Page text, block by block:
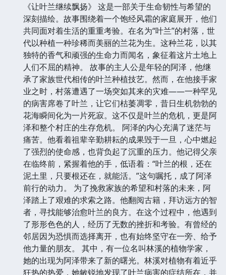
《让叶兰继续飘扬》 这是一部关于生命韧性与希望的
深刻描绘。故事围绕着一个饱经风霜的家庭展开，他们
共同面对着生活的重重考验。在名为“叶兰”的村落，世
代以种植一种珍稀而美丽的兰花为生。这种兰花，以其
独特的香气和顽强的生命力而闻名，象征着这片土地上
人们不屈的精神。 故事的主人公是年轻的阿泽，他继
承了家族世代相传的叶兰种植技艺。然而，在他接手家
业之时，村落遭遇了一场突如其来的灾难——一种罕见
的病害席卷了叶兰，让它们枯萎凋零，昔日生机勃勃的
花海瞬间化为一片死寂。这不仅是叶兰的危机，更是阿
泽和整个村庄的生存危机。 阿泽的内心充满了迷茫与
痛苦。他看着祖辈辛勤耕耘的成果毁于一旦，心中燃起
了强烈的使命感，也背负起了沉重的压力。他记得父亲
在临终前，紧握着他的手，低语着：“叶兰的根，还在
泥土里，只要根还在，就能活。”这句嘱托，成了阿泽
前行的动力。 为了挽救家族的希望和村落的未来，阿
泽踏上了艰难的求索之路。他翻阅古籍，拜访远方的智
者，寻找能够治愈叶兰的良方。在这个过程中，他遇到
了形形色色的人，经历了无数的挫折和考验。有曾经的
邻居因为恐惧而选择离开，也有始终坚守在一旁、给予
他力量的朋友。 其中，有一位名叫林溪的植物学家，
她的出现为阿泽带来了新的曙光。林溪对植物有着近乎
狂热的热爱，她敏锐地发现了叶兰病害的症结所在，并